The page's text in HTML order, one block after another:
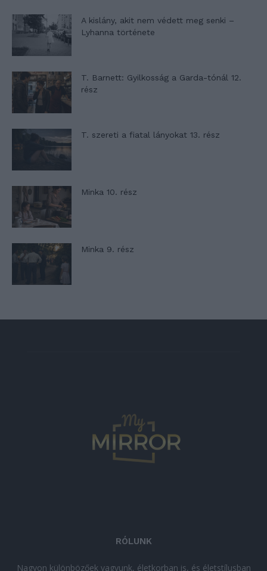
A kislány, akit nem védett meg senki –
Lyhanna története
T. Barnett: Gyilkosság a Garda-tónál 12.
rész
T. szereti a fiatal lányokat 13. rész
Minka 10. rész
Minka 9. rész
RÓLUNK
Nagyon különbözőek vagyunk, életkorban is, és életstílusban